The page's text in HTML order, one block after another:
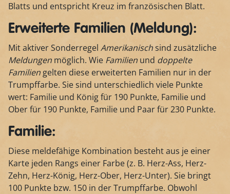
Blatts und entspricht Kreuz im französischen Blatt.
Erweiterte Familien (Meldung):
Mit aktiver Sonderregel Amerikanischsind zusätzliche
Meldungen möglich. Wie Familien und doppelte
Familien gelten diese erweiterten Familien nur in der
Trumpffarbe. Sie sind unterschiedlich viele Punkte
wert: Familie und König für 190 Punkte, Familie und
Ober für 190 Punkte, Familie und Paar für 230 Punkte.
Familie:
Diese meldefähige Kombination besteht aus je einer
Karte jeden Rangs einer Farbe (z. B. Herz-Ass, Herz-
Zehn, Herz-König, Herz-Ober, Herz-Unter). Sie bringt
100 Punkte bzw. 150 in der Trumpffarbe. Obwohl